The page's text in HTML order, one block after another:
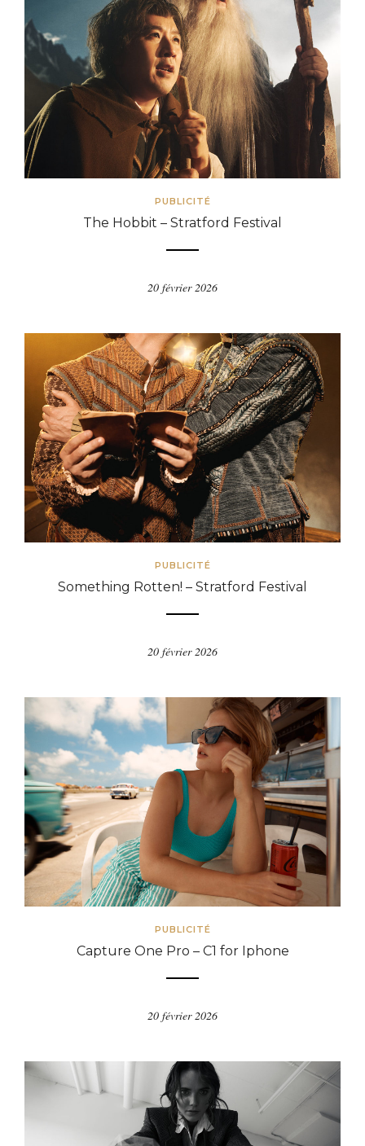
PUBLICITÉ
The Hobbit – Stratford Festival
20 février 2026
PUBLICITÉ
Something Rotten! – Stratford Festival
20 février 2026
PUBLICITÉ
Capture One Pro – C1 for Iphone
20 février 2026